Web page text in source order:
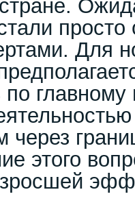
Для
через
этого